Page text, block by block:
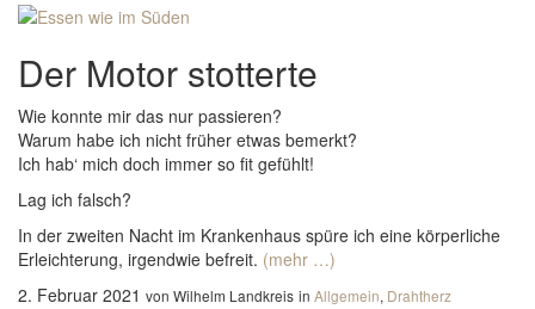
Der Motor stotterte
Wie konnte mir das nur passieren?
Warum habe ich nicht früher etwas bemerkt?
Ich hab‘ mich doch immer so fit gefühlt!
Lag ich falsch?
In der zweiten Nacht im Krankenhaus spüre ich eine körperliche
Erleichterung, irgendwie befreit. (mehr …)
2. Februar 2021 von Wilhelm Landkreis in Allgemein, Drahtherz